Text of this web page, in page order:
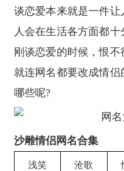
谈恋爱本来就是一件
人会在生活各方面都
刚谈恋爱的时候，恨不
就连网名都要改成情
哪些呢?
沙雕情侣网名合集
浅笑 沧歌